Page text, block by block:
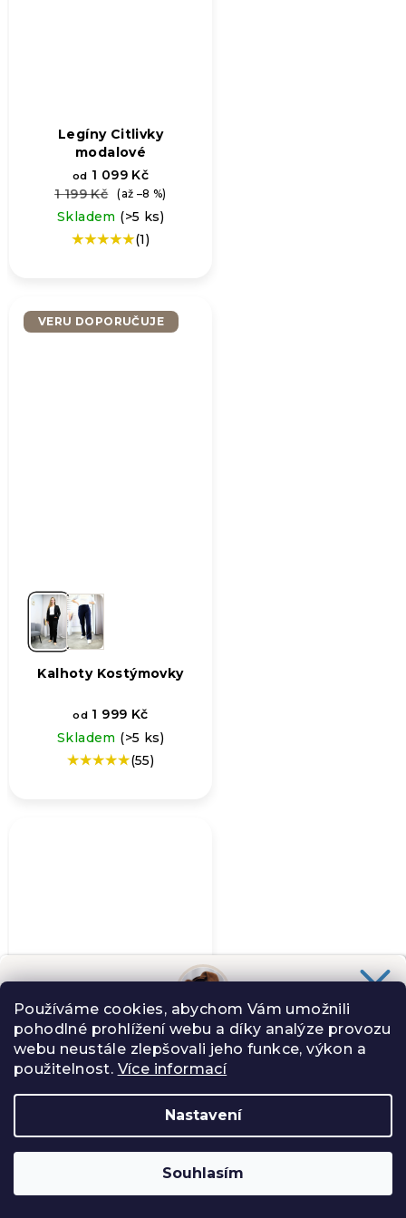
Používáme cookies, abychom Vám umožnili
pohodlné prohlížení webu a díky analýze provozu
webu neustále zlepšovali jeho funkce, výkon a
použitelnost. Více informací
Nastavení
Souhlasím
+
−
Legíny Citlivky
modalové
od 1 099 Kč
1 199 Kč
(až –8 %)
Skladem (>5 ks)
Průměrné
5,0
z
(1)
VERU DOPORUČUJE
Kalhoty Kostýmovky
od 1 999 Kč
Skladem (>5 ks)
Průměrné(55)
Kalhoty Každodeňky
kostýmové
1 699 Kč
Chceš slevu 100 Kč na svůj nákup?
Slibuji Ti na psí uši, že Tě nebudu spamovat zbytečnostmi.
ANO, CHCI
Zásady zpracování osobních údajů